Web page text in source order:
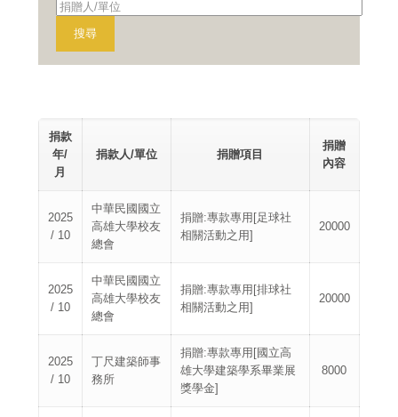
捐款
年/
月
捐款人/單位 捐贈項目
捐贈
內容
2025
/ 10
中華民國國立
高雄大學校友
總會
捐贈:專款專用[足球社
相關活動之用]
20000
2025
/ 10
中華民國國立
高雄大學校友
總會
捐贈:專款專用[排球社
相關活動之用]
20000
2025
/ 10
丁尺建築師事
務所
捐贈:專款專用[國立高
雄大學建築學系畢業展
獎學金]
8000